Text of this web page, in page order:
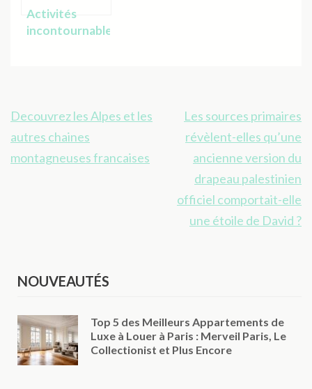
Activités
incontournables
Navigation
de
l’article
Decouvrez les Alpes et les
autres chaines
montagneuses francaises
Les sources primaires
révèlent-elles qu’une
ancienne version du
drapeau palestinien
officiel comportait-elle
une étoile de David ?
NOUVEAUTÉS
Top 5 des Meilleurs Appartements de
Luxe à Louer à Paris : Merveil Paris, Le
Collectionist et Plus Encore